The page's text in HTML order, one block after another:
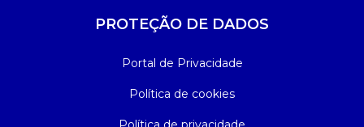
PROTEÇÃO DE DADOS
Portal de Privacidade
Política de cookies